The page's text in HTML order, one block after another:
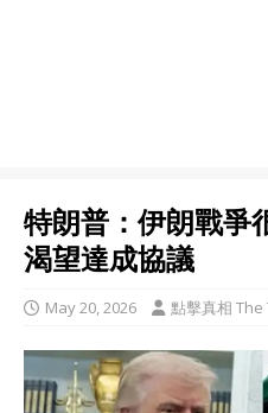
特朗普：伊朗戰爭
渴望達成協議
May 20, 2026 點擊真相